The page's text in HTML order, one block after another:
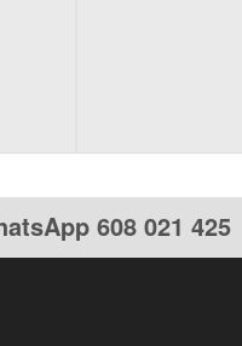
608 021 425